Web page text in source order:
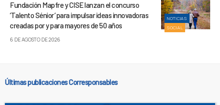
NOTICIAS
SOCIAL
Fundación Mapfre y CISE lanzan el concurso
‘Talento Sénior’ para impulsar ideas innovadoras
creadas por y para mayores de 50 años
6 DE AGOSTO DE 2026
Últimas publicaciones Corresponsables